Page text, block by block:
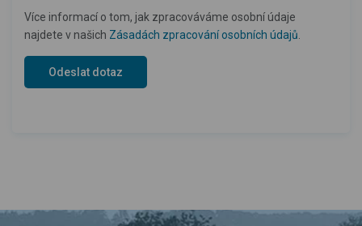
Více informací o tom, jak zpracováváme osobní údaje
najdete v našich Zásadách zpracování osobních údajů